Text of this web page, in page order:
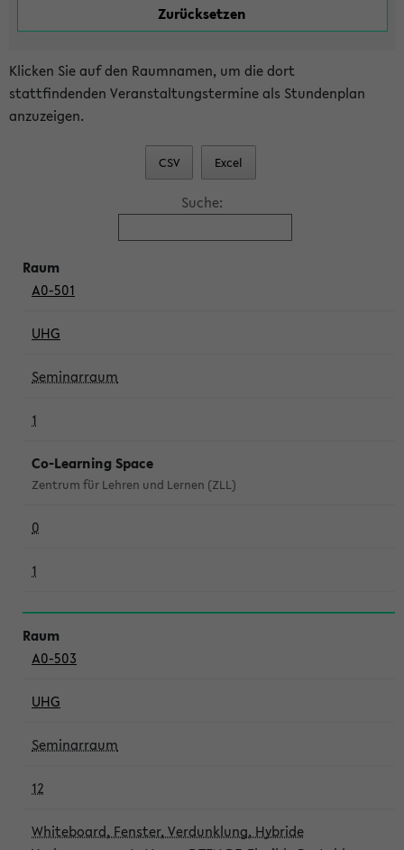
Klicken Sie auf den Raumnamen, um die dort
stattfindenden Veranstaltungstermine als Stundenplan
anzuzeigen.
CSV Excel
Suche:
A0-501
UHG
Seminarraum
1
Co-Learning Space
Zentrum für Lehren und Lernen (ZLL)
0
1
A0-503
UHG
Seminarraum
12
Whiteboard, Fenster, Verdunklung, Hybride